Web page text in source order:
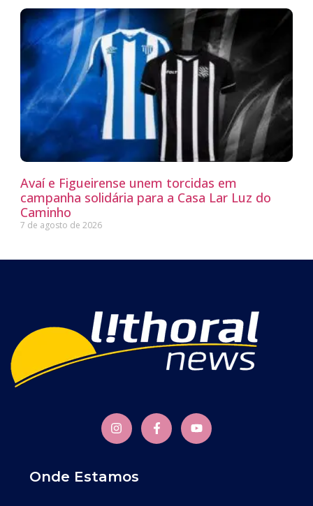
Avaí e Figueirense unem torcidas em
campanha solidária para a Casa Lar Luz do
Caminho
7 de agosto de 2026
Onde Estamos